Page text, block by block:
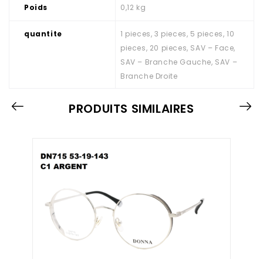
Poids 0,12 kg
quantite
1 pieces, 3 pieces, 5 pieces, 10
pieces, 20 pieces, SAV – Face,
SAV – Branche Gauche, SAV –
Branche Droite
PRODUITS SIMILAIRES